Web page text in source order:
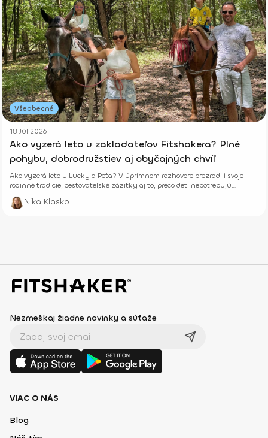
Všeobecné
18 Júl 2026
Ako vyzerá leto u zakladateľov Fitshakera? Plné
pohybu, dobrodružstiev aj obyčajných chvíľ
Ako vyzerá leto u Lucky a Peťa? V úprimnom rozhovore prezradili svoje
rodinné tradície, cestovateľské zážitky aj to, prečo deti nepotrebujú
dokonalé prázdniny.
Nika Klasko
Nezmeškaj žiadne novinky a súťaže
VIAC O NÁS
Blog